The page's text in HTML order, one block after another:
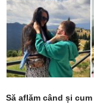
Să aflăm când și